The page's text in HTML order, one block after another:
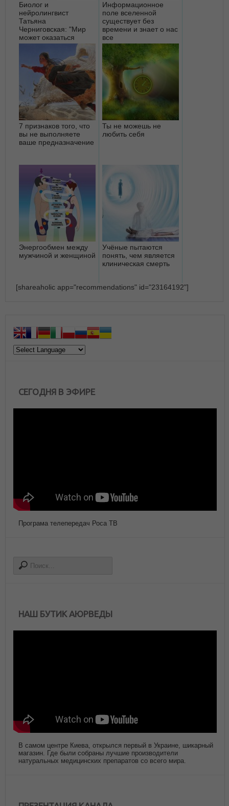
Биолог и
нейролингвист
Татьяна
Черниговская: "Мир
может оказаться
галлюцинацией"
Информационное
поле вселенной
существует без
времени и знает о нас
все
7 признаков того, что
вы не выполняете
ваше предназначение
Ты не можешь не
любить себя
Энергообмен между
мужчиной и женщиной
Учёные пытаются
понять, чем является
клиническая смерть
[shareaholic app="recommendations" id="23164192"]
СЕГОДНЯ В ЭФИРЕ
Програма телепередач Роса ТВ
НАШ БУТИК АЮРВЕДЫ
В самом центре Киева, открылся первый в Украине, шикарный
магазин. Где были собраны лучшие производители
натуральных медицинских препаратов со всего мира.